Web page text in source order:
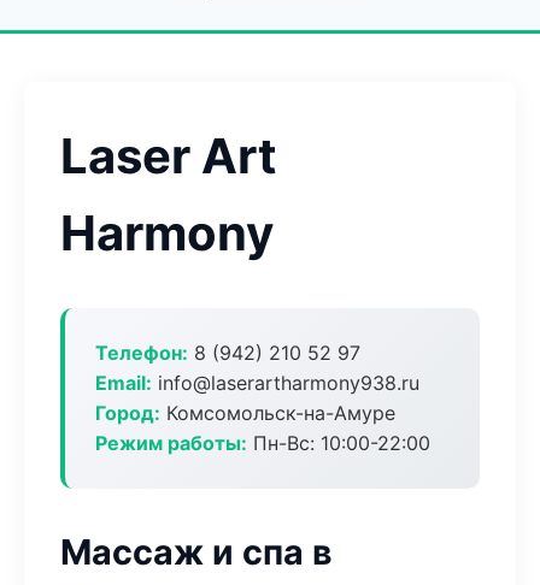
Laser Art
Harmony
Телефон: 8 (942) 210 52 97
Email: info@laserartharmony938.ru
Город: Комсомольск-на-Амуре
Режим работы: Пн-Вс: 10:00-22:00
Массаж и спа в